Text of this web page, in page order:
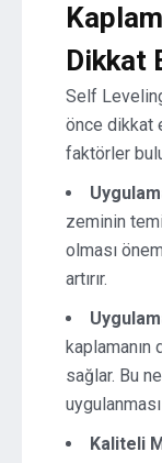
Dikkat
Self
önce dikkat
faktörler
zeminin
olması
artırır.
kaplamanın
sağlar. Bu
Kaliteli